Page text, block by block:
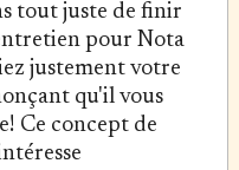
tout juste de finir
pour Nota
justement votre
qu'il vous
Ce concept de